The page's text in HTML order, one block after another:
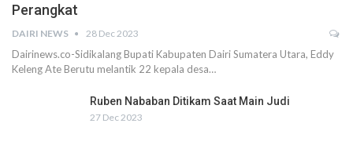
Perangkat
DAIRI NEWS 28 Dec 2023
Dairinews.co-Sidikalang Bupati Kabupaten Dairi Sumatera Utara, Eddy
Keleng Ate Berutu melantik 22 kepala desa…
Ruben Nababan Ditikam Saat Main Judi
27 Dec 2023